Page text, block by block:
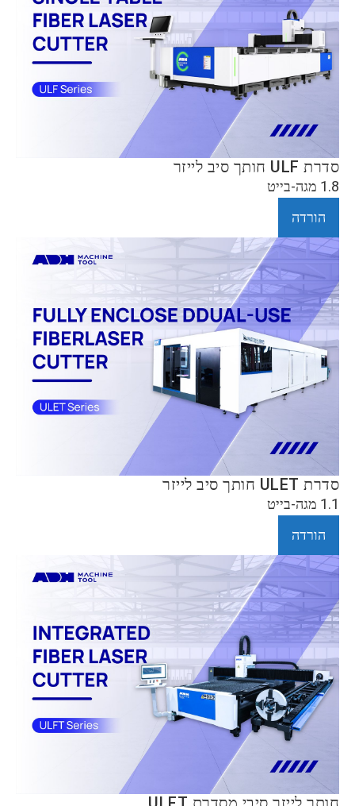
סדרת ULF חותך סיב לייזר
1.8 מגה-בייט
הורדה
סדרת ULET חותך סיב לייזר
1.1 מגה-בייט
הורדה